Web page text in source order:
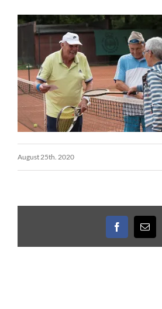
August 25th. 2020
Facebook
E-
Mail